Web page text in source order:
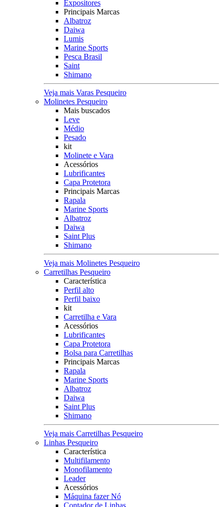
Expositores
Principais Marcas
Albatroz
Daiwa
Lumis
Marine Sports
Pesca Brasil
Saint
Shimano
Veja mais Varas Pesqueiro
Molinetes Pesqueiro
Mais buscados
Leve
Médio
Pesado
kit
Molinete e Vara
Acessórios
Lubrificantes
Capa Protetora
Principais Marcas
Rapala
Marine Sports
Albatroz
Daiwa
Saint Plus
Shimano
Veja mais Molinetes Pesqueiro
Carretilhas Pesqueiro
Característica
Perfil alto
Perfil baixo
kit
Carretilha e Vara
Acessórios
Lubrificantes
Capa Protetora
Bolsa para Carretilhas
Principais Marcas
Rapala
Marine Sports
Albatroz
Daiwa
Saint Plus
Shimano
Veja mais Carretilhas Pesqueiro
Linhas Pesqueiro
Característica
Multifilamento
Monofilamento
Leader
Acessórios
Máquina fazer Nó
Contador de Linhas